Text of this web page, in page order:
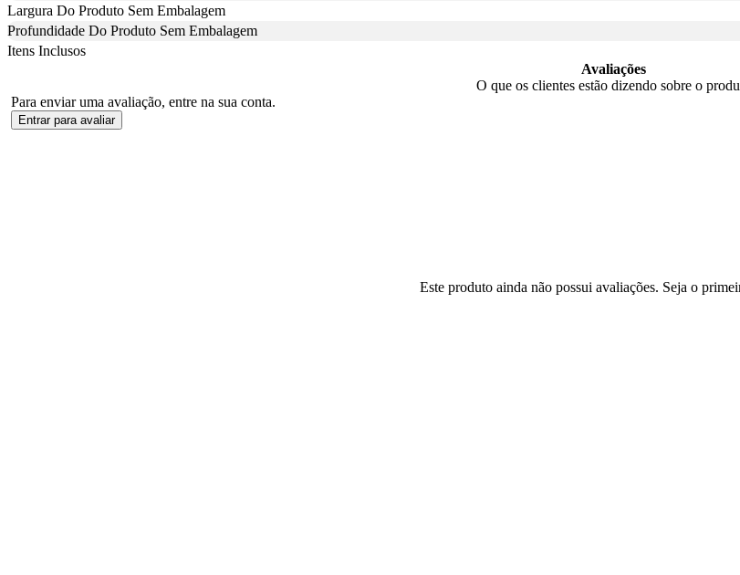
Largura Do Produto Sem Embalagem
Profundidade Do Produto Sem Embalagem
Itens Inclusos
Avaliações
O que os clientes estão dizendo sobre o
Para enviar uma avaliação, entre na sua conta.
Entrar para avaliar
Este produto ainda não possui avaliações. Seja o